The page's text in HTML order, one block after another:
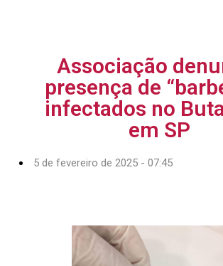
Associação
presença de
infectados no
em SP
5 de fevereiro de 2025 - 07:45